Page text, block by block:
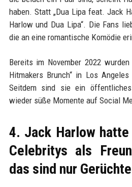
haben. Statt „Dua Lipa feat. Jack
Harlow und Dua Lipa“. Die Fans
die an eine romantische Komödie
Bereits im November 2022
Hitmakers Brunch“ in Los
Seitdem sind sie ein
wieder süße Momente auf Social
4. Jack Harlow
Celebritys als
das sind nur Gerüchte